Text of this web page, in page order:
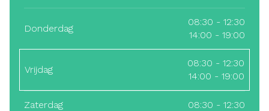
Donderdag
08:30 - 12:30
14:00 - 19:00
Vrijdag
08:30 - 12:30
14:00 - 19:00
Zaterdag 08:30 - 12:30